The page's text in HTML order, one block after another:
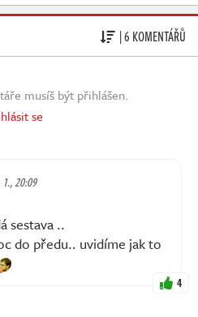
| 6 KOMENTÁŘŮ
musíš být přihlášen.
se
20:09
sestava ..
do předu.. uvidíme jak to
4